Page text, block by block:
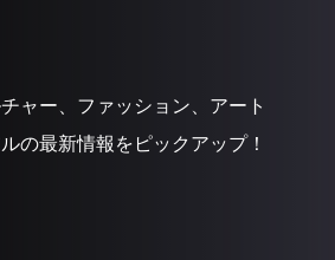
ャー、ファッション、アート
の最新情報をピックアップ！